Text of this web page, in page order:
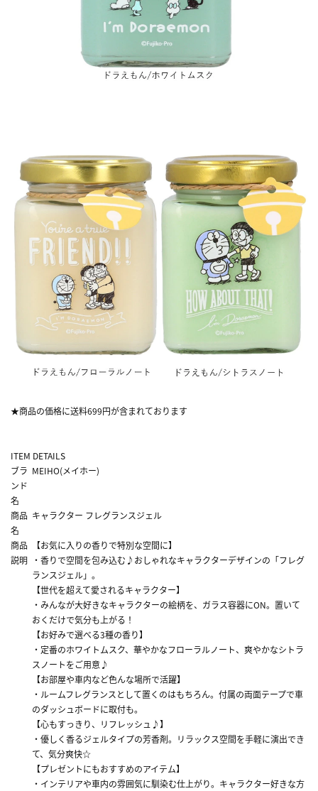
★商品の価格に送料699円が含まれております
ITEM DETAILS
ブラ
ンド
名
MEIHO(メイホー)
商品
名
キャラクター フレグランスジェル
商品
説明
【お気に入りの香りで特別な空間に】
・香りで空間を包み込む♪おしゃれなキャラクターデザインの「フレグ
ランスジェル」。
【世代を超えて愛されるキャラクター】
・みんなが大好きなキャラクターの絵柄を、ガラス容器にON。置いて
おくだけで気分も上がる！
【お好みで選べる3種の香り】
・定番のホワイトムスク、華やかなフローラルノート、爽やかなシトラ
スノートをご用意♪
【お部屋や車内など色んな場所で活躍】
・ルームフレグランスとして置くのはもちろん。付属の両面テープで車
のダッシュボードに取付も。
【心もすっきり、リフレッシュ♪】
・優しく香るジェルタイプの芳香剤。リラックス空間を手軽に演出でき
て、気分爽快☆
【プレゼントにもおすすめのアイテム】
・インテリアや車内の雰囲気に馴染む仕上がり。キャラクター好きな方